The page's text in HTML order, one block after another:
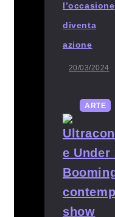
l’occasione
diventa
azione
20/03/2024
ARTE